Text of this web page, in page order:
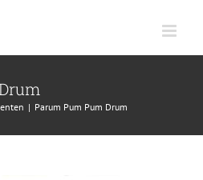
| Parum Pum Pum Drum